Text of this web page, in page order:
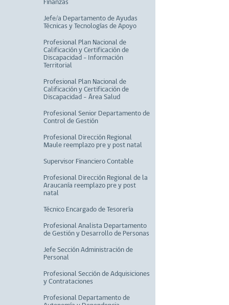
Finanzas
Jefe/a Departamento de Ayudas
Técnicas y Tecnologías de Apoyo
Profesional Plan Nacional de
Calificación y Certificación de
Discapacidad - Información
Territorial
Profesional Plan Nacional de
Calificación y Certificación de
Discapacidad – Área Salud
Profesional Senior Departamento de
Control de Gestión
Profesional Dirección Regional
Maule reemplazo pre y post natal
Supervisor Financiero Contable
Profesional Dirección Regional de la
Araucanía reemplazo pre y post
natal
Técnico Encargado de Tesorería
Profesional Analista Departamento
de Gestión y Desarrollo de Personas
Jefe Sección Administración de
Personal
Profesional Sección de Adquisiciones
y Contrataciones
Profesional Departamento de